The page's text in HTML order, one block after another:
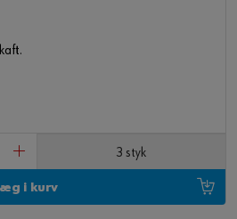
3 styk
i kurv